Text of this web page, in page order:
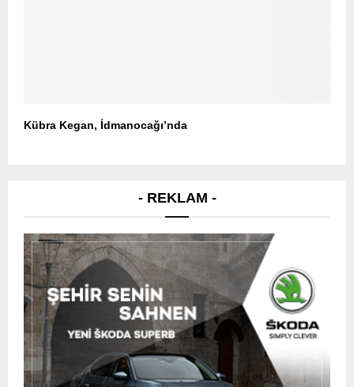
Kübra Kegan, İdmanocağı’nda
- REKLAM -